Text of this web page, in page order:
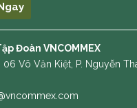
Đoàn VNCOMMEX
06 Võ Văn Kiệt, P. Nguyễn